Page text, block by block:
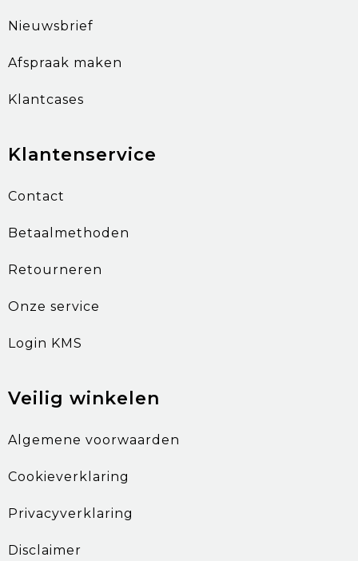
Nieuwsbrief
Afspraak maken
Klantcases
Klantenservice
Contact
Betaalmethoden
Retourneren
Onze service
Login KMS
Veilig winkelen
Algemene voorwaarden
Cookieverklaring
Privacyverklaring
Disclaimer